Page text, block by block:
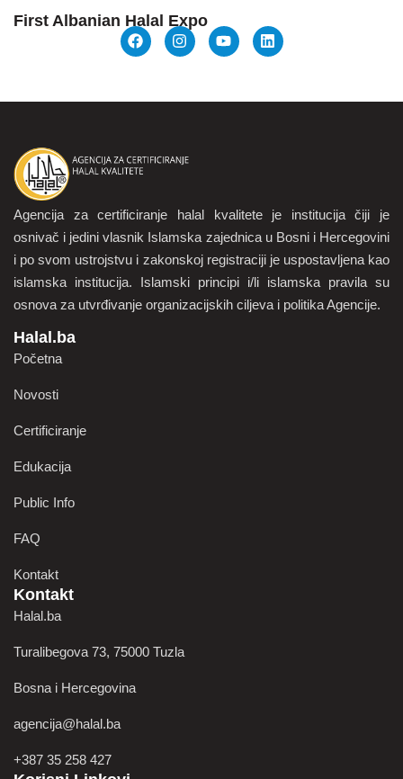
First Albanian Halal Expo
Agencija za certificiranje halal kvalitete je institucija čiji je
osnivač i jedini vlasnik Islamska zajednica u Bosni i Hercegovini
i po svom ustrojstvu i zakonskoj registraciji je uspostavljena kao
islamska institucija. Islamski principi i/li islamska pravila su
osnova za utvrđivanje organizacijskih ciljeva i politika Agencije.
Halal.ba
Početna
Novosti
Certificiranje
Edukacija
Public Info
FAQ
Kontakt
Kontakt
Halal.ba
Turalibegova 73, 75000 Tuzla
Bosna i Hercegovina
agencija@halal.ba
+387 35 258 427